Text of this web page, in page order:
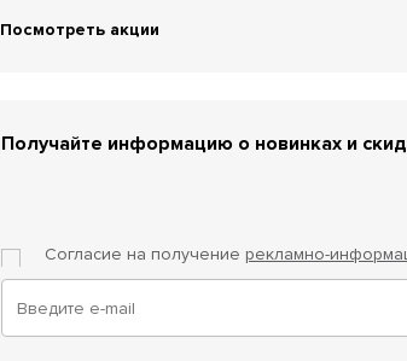
Посмотреть акции
Получайте информацию о новинках и
Согласие на получение рекламно-